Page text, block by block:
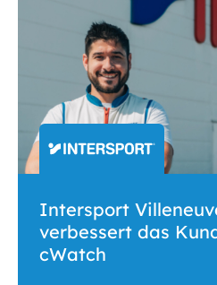
Intersport
verbessert das
cWatch